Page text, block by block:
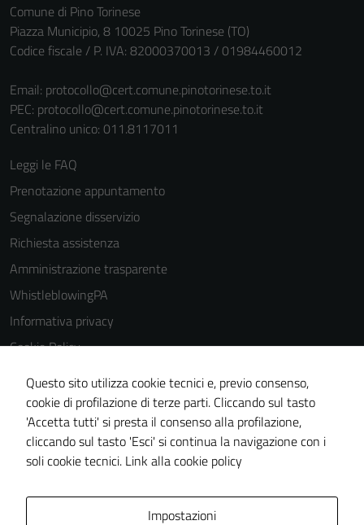
Comune di Pino Torinese
Piazza Municipio, 8 10025 Pino Torinese (TO)
Codice fiscale / P. IVA: 82000370013 / 01984460012
Email: protocollo@cert.comune.pinotorinese.to.it
PEC: protocollo@cert.comune.pinotorinese.to.it
Centralino unico: 011.8117011
Leggi le FAQ
Prenotazione appuntamento
Segnalazione disservizio
Richiesta assistenza
Amministrazione trasparente
WhistleblowingPA
Informativa privacy
Cookie Policy
Dichiarazione di accessibilità
Piano di miglioramento del sito
Certificazione sistema gestione qualità
Questo sito utilizza cookie tecnici e, previo consenso,
cookie di profilazione di terze parti. Cliccando sul tasto
'Accetta tutti' si presta il consenso alla profilazione,
cliccando sul tasto 'Esci' si continua la navigazione con i
soli cookie tecnici. Link alla cookie policy
Impostazioni